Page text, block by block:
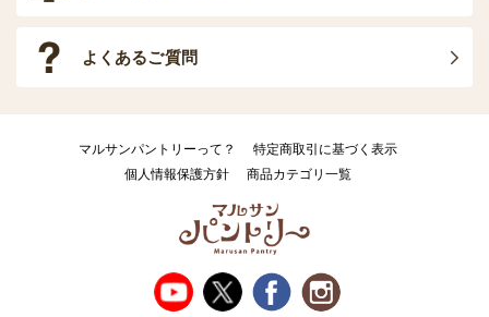
よくあるご質問
マルサンパントリーって？
特定商取引に基づく表示
個人情報保護方針
商品カテゴリ一覧